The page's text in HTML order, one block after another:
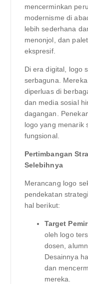
mencerminkan
modernisme di
lebih sederhana
menonjol, dan
ekspresif.
Di era digital, logo
serbaguna.
diperluas di
dan media sosial
dagangan.
logo yang menarik
fungsional.
Pertimbangan
Selebihnya
Merancang logo
pendekatan
hal berikut:
Target
oleh logo
dosen,
Desainnya
dan
mereka.